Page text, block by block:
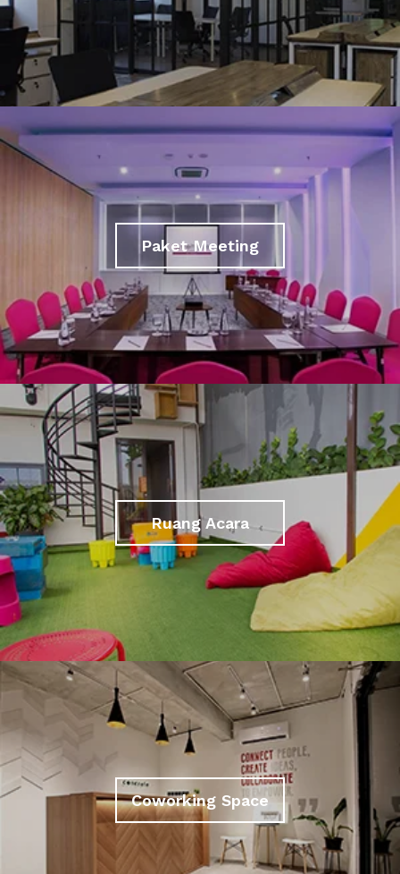
Paket Meeting
Ruang Acara
Coworking Space